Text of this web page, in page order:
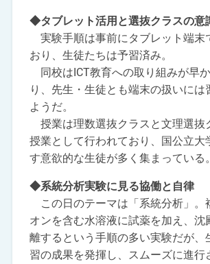
◆タブレット活用と選抜クラスの意
実験手順は事前にタブレット端末
おり、生徒たちは予習済み。
同校はICT教育への取り組みが早
り、先生・生徒とも端末の扱いには
ようだ。
授業は理数選抜クラスと文理選抜
授業として行われており、国公立大
す意欲的な生徒が多く集まっている。
◆系統分析実験に見る協働と自律
この日のテーマは「系統分析」。
オンを含む水溶液に試薬を加え、沈
離するという手順の多い実験だが、
習の成果を発揮し、スムーズに進行